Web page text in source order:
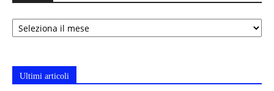
Archivi
Ultimi articoli